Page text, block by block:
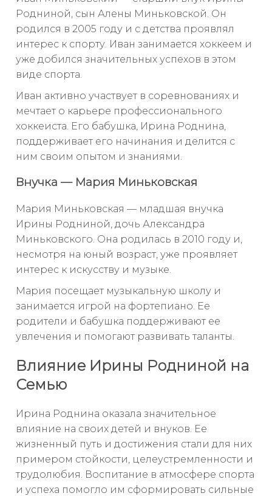
Родниной, сын Алены Миньковской. Он
родился в 2005 году и с детства проявлял
интерес к спорту. Иван занимается хоккеем и
уже добился значительных успехов в этом
виде спорта.
Иван активно участвует в соревнованиях и
мечтает о карьере профессионального
хоккеиста. Его бабушка, Ирина Роднина,
поддерживает его начинания и делится с
ним своим опытом и знаниями.
Внучка — Мария Миньковская
Мария Миньковская — младшая внучка
Ирины Родниной, дочь Александра
Миньковского. Она родилась в 2010 году и,
несмотря на юный возраст, уже проявляет
интерес к искусству и музыке.
Мария посещает музыкальную школу и
занимается игрой на фортепиано. Ее
родители и бабушка поддерживают ее
увлечения и помогают развивать таланты.
Влияние Ирины Родниной на
Семью
Ирина Роднина оказала значительное
влияние на своих детей и внуков. Ее
жизненный путь и достижения стали для них
примером стойкости, целеустремленности и
трудолюбия. Воспитание в атмосфере спорта
и успеха помогло им сформировать сильные